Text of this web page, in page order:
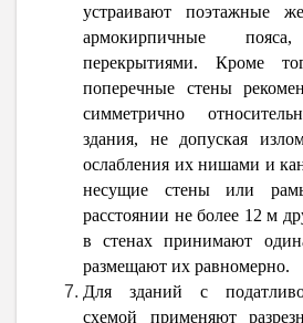
устраивают поэтажные
армокирпичные
перекрытиями. Кроме
поперечные стены
симметрично
здания, не допуская
ослабления их нишами и
несущие стены или
расстоянии не более 12 м
в стенах принимают
размещают их равномерно.
Для зданий с
схемой применяют